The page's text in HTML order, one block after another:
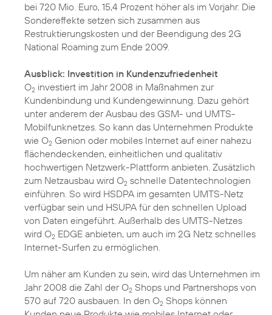
bei 720 Mio. Euro, 15,4 Prozent höher als im Vorjahr. Die
Sondereffekte setzen sich zusammen aus
Restruktierungskosten und der Beendigung des 2G
National Roaming zum Ende 2009.
Ausblick: Investition in Kundenzufriedenheit
O2 investiert im Jahr 2008 in Maßnahmen zur
Kundenbindung und Kundengewinnung. Dazu gehört
unter anderem der Ausbau des GSM- und UMTS-
Mobilfunknetzes. So kann das Unternehmen Produkte
wie O2 Genion oder mobiles Internet auf einer nahezu
flächendeckenden, einheitlichen und qualitativ
hochwertigen Netzwerk-Plattform anbieten. Zusätzlich
zum Netzausbau wird O2 schnelle Datentechnologien
einführen. So wird HSDPA im gesamten UMTS-Netz
verfügbar sein und HSUPA für den schnellen Upload
von Daten eingeführt. Außerhalb des UMTS-Netzes
wird O2 EDGE anbieten, um auch im 2G Netz schnelles
Internet-Surfen zu ermöglichen.
Um näher am Kunden zu sein, wird das Unternehmen im
Jahr 2008 die Zahl der O2 Shops und Partnershops von
570 auf 720 ausbauen. In den O2 Shops können